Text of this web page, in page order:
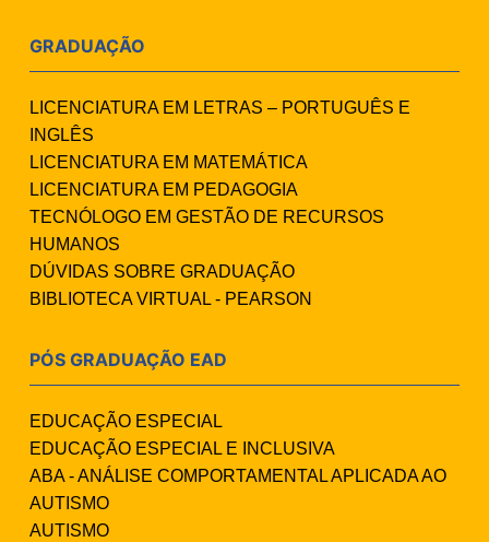
GRADUAÇÃO
LICENCIATURA EM LETRAS – PORTUGUÊS E
INGLÊS
LICENCIATURA EM MATEMÁTICA
LICENCIATURA EM PEDAGOGIA
TECNÓLOGO EM GESTÃO DE RECURSOS
HUMANOS
DÚVIDAS SOBRE GRADUAÇÃO
BIBLIOTECA VIRTUAL - PEARSON
PÓS GRADUAÇÃO EAD
EDUCAÇÃO ESPECIAL
EDUCAÇÃO ESPECIAL E INCLUSIVA
ABA - ANÁLISE COMPORTAMENTAL APLICADA AO
AUTISMO
AUTISMO